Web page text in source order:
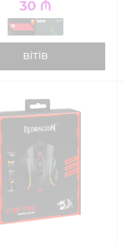
30 ₼
BITIB